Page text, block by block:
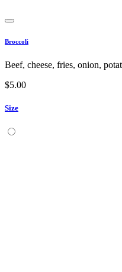
Broccoli
Beef, cheese, fries, onion,
$5.00
Size